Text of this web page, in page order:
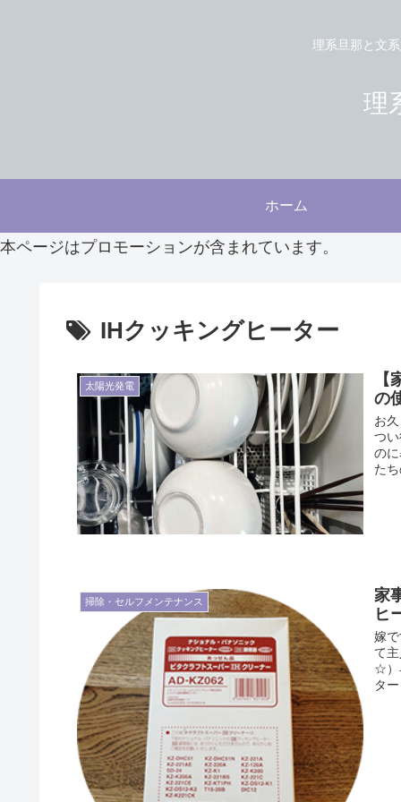
理系旦那と文
理
ホーム
本ページはプロモーションが含まれています。
IHクッキングヒーター
太陽光発電
の
お
つ
の
た
掃除・セルフメンテナンス
家
ヒ
嫁
て
☆）
タ